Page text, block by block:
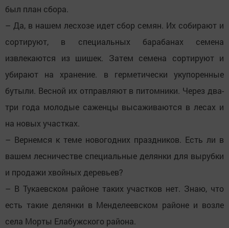
был план сбора.
– Да, в нашем лесхозе идет сбор семян. Их собирают и
сортируют, в специальных барабанах семена
извлекаются из шишек. Затем семена сортируют и
убирают на хранение. в герметически укупоренные
бутыли. Весной их отправляют в питомники. Через два-
три года молодые саженцы высаживаются в лесах и
на новых участках.
– Вернемся к теме новогодних праздников. Есть ли в
вашем лесничестве специальные делянки для вырубки
и продажи хвойных деревьев?
– В Тукаевском районе таких участков нет. Знаю, что
есть такие делянки в Менделеевском районе и возле
села Морты Елабужского района.